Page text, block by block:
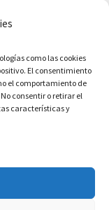
como las cookies
El consentimiento
el comportamiento de
consentir o retirar el
características y